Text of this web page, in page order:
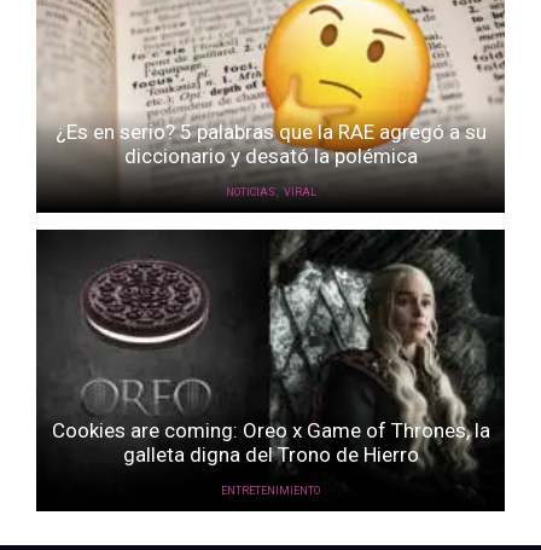
¿Es en serio? 5 palabras que la RAE agregó a su
diccionario y desató la polémica
NOTICIAS, VIRAL
Cookies are coming: Oreo x Game of Thrones, la
galleta digna del Trono de Hierro
ENTRETENIMIENTO